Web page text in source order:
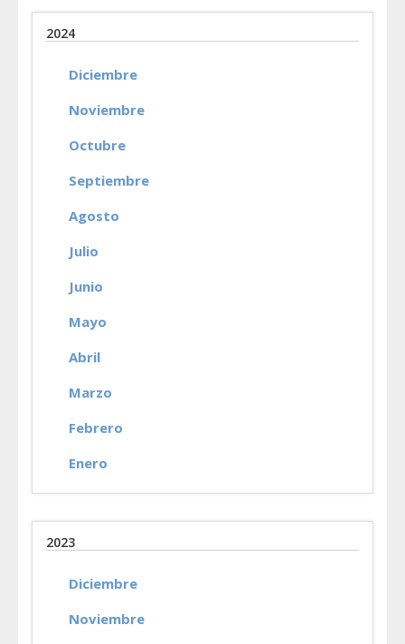
2024
Diciembre
Noviembre
Octubre
Septiembre
Agosto
Julio
Junio
Mayo
Abril
Marzo
Febrero
Enero
2023
Diciembre
Noviembre